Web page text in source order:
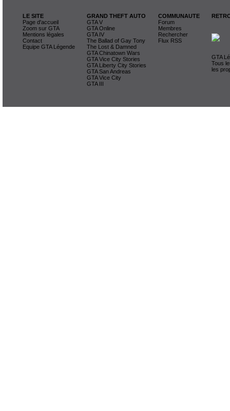
LE SITE
Page d'accueil
Zoom sur GTA
Mentions légales
Contact
Equipe GTA Légende
GRAND THEFT AUTO
GTA V
GTA Online
GTA IV
The Ballad of Gay Tony
The Lost & Damned
GTA Chinatown Wars
GTA Vice City Stories
GTA Liberty City Stories
GTA San Andreas
GTA Vice City
GTA III
COMMUNAUTE
Forum
Membres
Rechercher
Flux RSS
GTA
Tous
les